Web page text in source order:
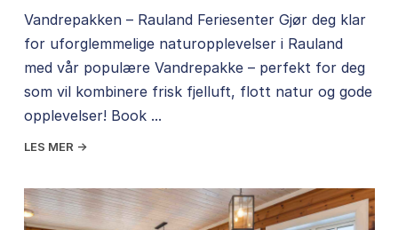
Vandrepakken – Rauland Feriesenter Gjør deg klar
for uforglemmelige naturopplevelser i Rauland
med vår populære Vandrepakke – perfekt for deg
som vil kombinere frisk fjelluft, flott natur og gode
opplevelser! Book ...
LES MER →